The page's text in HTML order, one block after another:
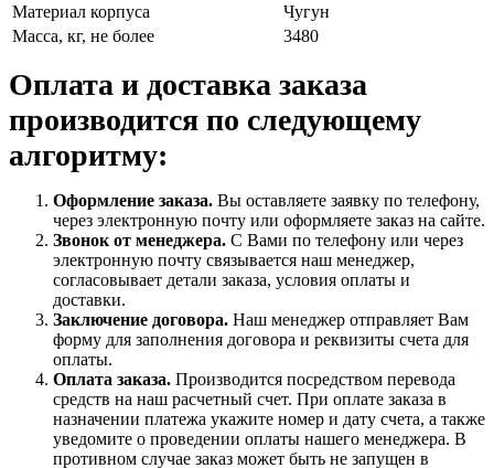
Материал корпуса
Чугун
Масса, кг, не более
3480
Оплата и доставка заказа
производится по следующему
алгоритму:
Оформление заказа. Вы оставляете заявку по телефону,
через электронную почту или оформляете заказ на сайте.
Звонок от менеджера. С Вами по телефону или через
электронную почту связывается наш менеджер,
согласовывает детали заказа, условия оплаты и
доставки.
Заключение договора. Наш менеджер отправляет Вам
форму для заполнения договора и реквизиты счета для
оплаты.
Оплата заказа. Производится посредством перевода
средств на наш расчетный счет. При оплате заказа в
назначении платежа укажите номер и дату счета, а также
уведомите о проведении оплаты нашего менеджера. В
противном случае заказ может быть не запущен в